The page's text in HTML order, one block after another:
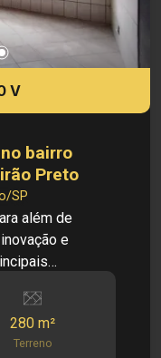
V
bairro
Preto
SP
além de
e
280 m²
Terreno